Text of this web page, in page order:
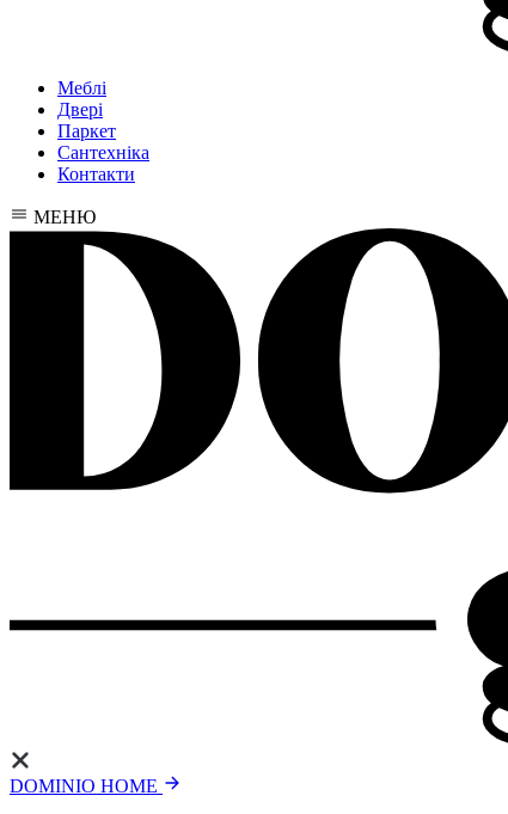
Меблі
Двері
Паркет
Сантехніка
Контакти
МЕНЮ
DOMINIO HOME